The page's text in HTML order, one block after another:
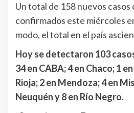
Un total de 158 nuevos
confirmados este miércoles
modo, el total en el país
Hoy se detectaron 103
34 en CABA; 4 en Chaco; 1
Rioja; 2 en Mendoza; 4 en
Neuquén y 8 en Río Negro.